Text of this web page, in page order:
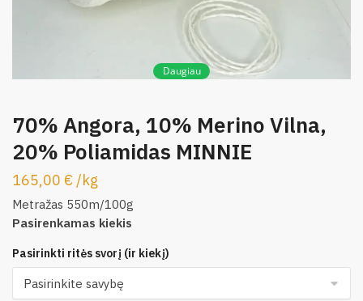
Daugiau
70% Angora, 10% Merino Vilna,
20% Poliamidas MINNIE
165,00 € /kg
Metražas 550m/100g
Pasirenkamas kiekis
Pasirinkti ritės svorį (ir kiekį)